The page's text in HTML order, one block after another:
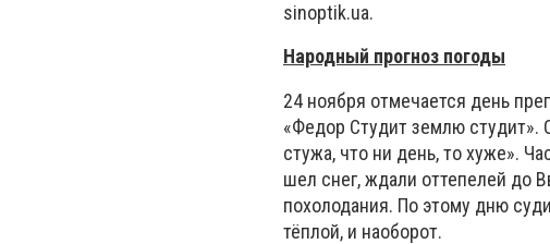
sinoptik.ua.
Народный прогноз погоды
24 ноября отмечается день
«Федор Студит землю студит».
стужа, что ни день, то хуже».
шел снег, ждали оттепелей до
похолодания. По этому дню
тёплой, и наоборот.